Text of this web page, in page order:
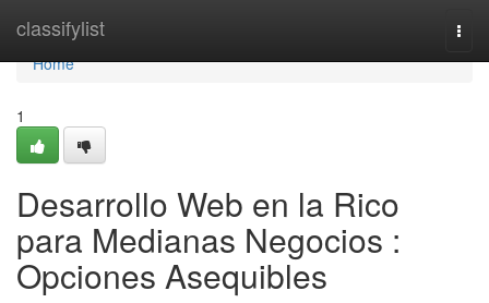
classifylist
Home
Home
1
Desarrollo Web en la Rico
para Medianas Negocios :
Opciones Asequibles